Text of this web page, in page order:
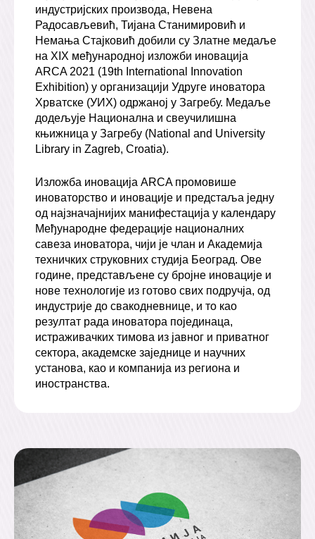
индустријских производа, Невена
Радосављевић, Тијана Станимировић и
Немања Стајковић добили су Златне медаље
на XIX међународној изложби иновација
ARCA 2021 (19th International Innovation
Exhibition) у организацији Удруге иноватора
Хрватске (УИХ) одржаној у Загребу. Медаље
додељује Национална и свеучилишна
књижница у Загребу (National and University
Library in Zagreb, Croatia).
Изложба иновација ARCA промовише
иноваторство и иновације и предстаља једну
од најзначајнијих манифестација у календару
Међународне федерације националних
савеза иноватора, чији је члан и Академија
техничких струковних студија Београд. Ове
године, представљене су бројне иновације и
нове технологије из готово свих подручја, од
индустрије до свакодневнице, и то као
резултат рада иноватора појединаца,
истраживачких тимова из јавног и приватног
сектора, академске заједнице и научних
установа, као и компанија из региона и
иностранства.